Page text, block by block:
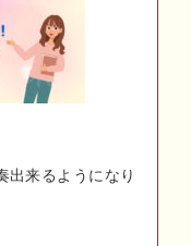
出来るようになり